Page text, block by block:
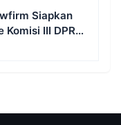
Siapkan
Komisi III DPR